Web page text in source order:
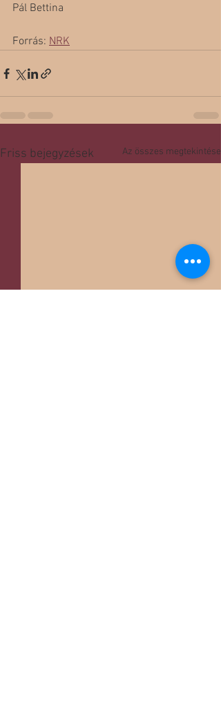
Pál Bettina
Forrás: NRK
Friss bejegyzések Az összes megtekintése